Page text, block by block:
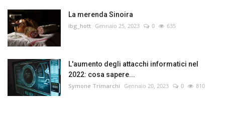
La merenda Sinoira
ibg_hott Gennaio 25, 2023 0 635
L'aumento degli attacchi informatici nel
2022: cosa sapere...
Symone Trimarchi Gennaio 20, 2023 0 810